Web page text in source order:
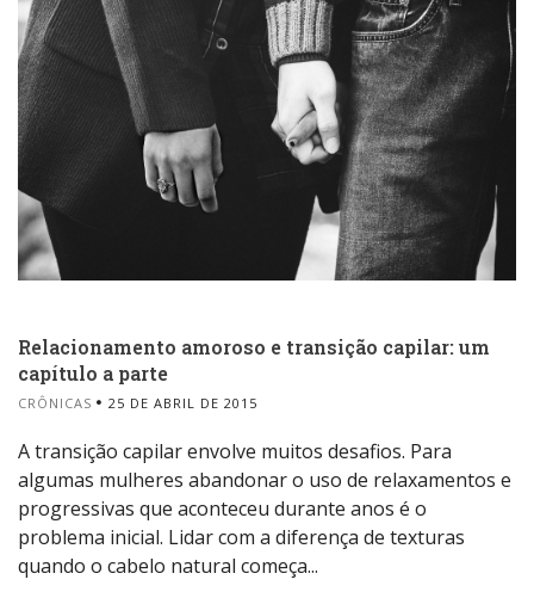
Relacionamento amoroso e transição capilar: um
capítulo a parte
CRÔNICAS 25 DE ABRIL DE 2015
A transição capilar envolve muitos desafios. Para
algumas mulheres abandonar o uso de relaxamentos e
progressivas que aconteceu durante anos é o
problema inicial. Lidar com a diferença de texturas
quando o cabelo natural começa...